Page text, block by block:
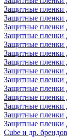
Защитные пленки
Защитные пленки
Защитные пленки
Защитные пленки
Защитные пленки
Защитные пленки
Защитные пленки
Защитные пленки
Защитные пленки
Защитные пленки
Защитные пленки
Защитные пленки
Защитные пленки
Защитные пленки
Cube и др. брендов